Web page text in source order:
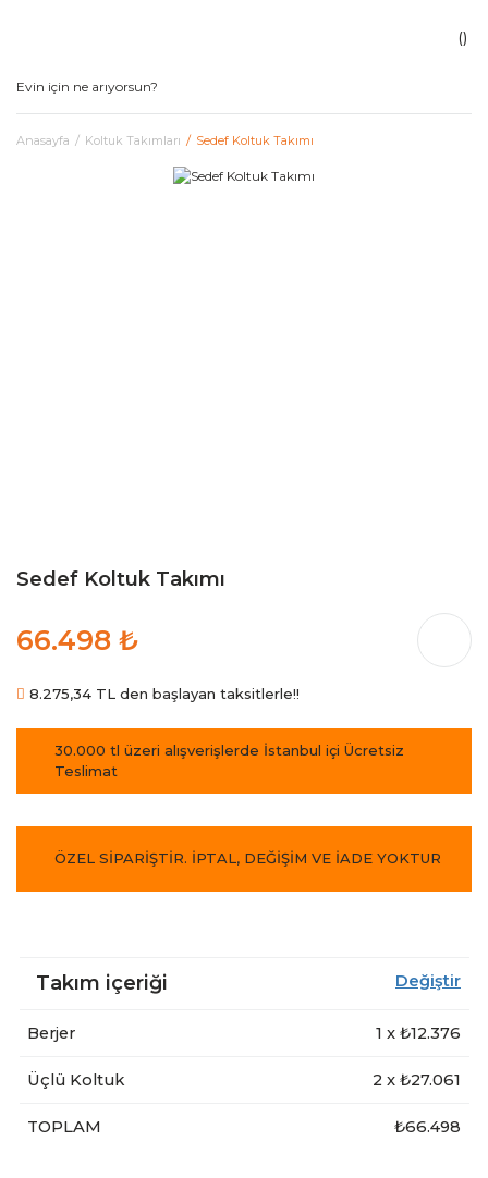
Anasayfa Koltuk Takımları Sedef Koltuk Takımı
Sedef Koltuk Takımı
66.498 ₺
8.275,34 TL den başlayan taksitlerle!!
30.000 tl üzeri alışverişlerde İstanbul içi Ücretsiz
Teslimat
ÖZEL SİPARİŞTİR. İPTAL, DEĞİŞİM VE İADE YOKTUR
Takım içeriği Değiştir
Berjer 1 x ₺12.376
Üçlü Koltuk 2 x ₺27.061
TOPLAM ₺66.498